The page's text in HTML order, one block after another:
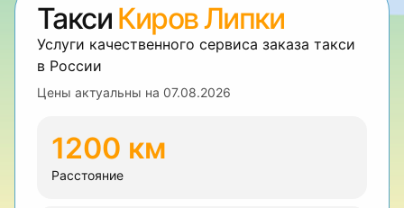
Такси Киров Липки
Услуги качественного сервиса заказа такси
в России
Цены актуальны на 07.08.2026
1200 км
Расстояние